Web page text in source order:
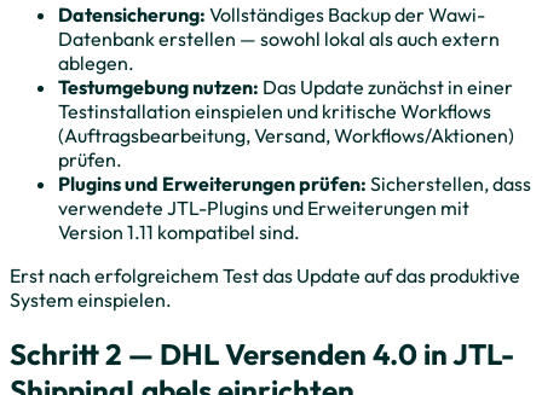
Datensicherung: Vollständiges Backup der Wawi-
Datenbank erstellen — sowohl lokal als auch extern
ablegen.
Testumgebung nutzen: Das Update zunächst in einer
Testinstallation einspielen und kritische Workflows
(Auftragsbearbeitung, Versand, Workflows/Aktionen)
prüfen.
Plugins und Erweiterungen prüfen: Sicherstellen, dass
verwendete JTL-Plugins und Erweiterungen mit
Version 1.11 kompatibel sind.
Erst nach erfolgreichem Test das Update auf das produktive
System einspielen.
Schritt 2 — DHL Versenden 4.0 in JTL-